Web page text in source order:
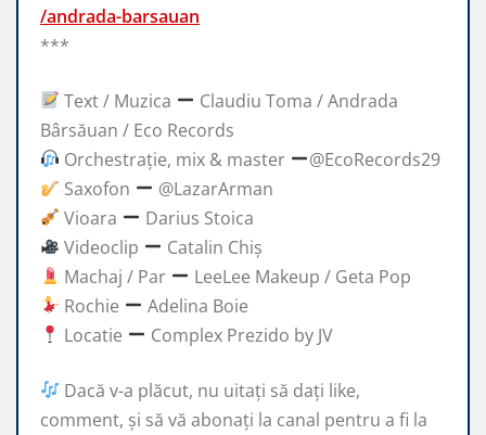
/andrada-barsauan
***
Text / Muzica
Claudiu Toma / Andrada
Bârsăuan / Eco Records
Orchestrație, mix & master
@EcoRecords29
Saxofon
​@LazarArman
Vioara
Darius Stoica
Videoclip
Catalin Chiș
Machaj / Par
LeeLee Makeup / Geta Pop
Rochie
Adelina Boie
Locatie
Complex Prezido by JV
Dacă v-a plăcut, nu uitați să dați like,
comment, și să vă abonați la canal pentru a fi la